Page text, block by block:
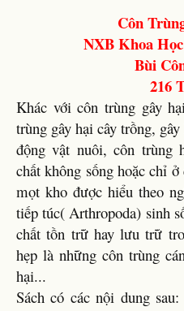
Côn
NXB Khoa
Bùi
216
Khác với côn trùng gây
trùng gây hại cây trồng,
động vật nuôi, côn trùng
chất không sống hoặc chỉ
mọt kho được hiểu theo
tiếp túc( Arthropoda) sinh
chất tồn trữ hay lưu trữ
hẹp là những côn trùng
hại...
Sách có các nội dung